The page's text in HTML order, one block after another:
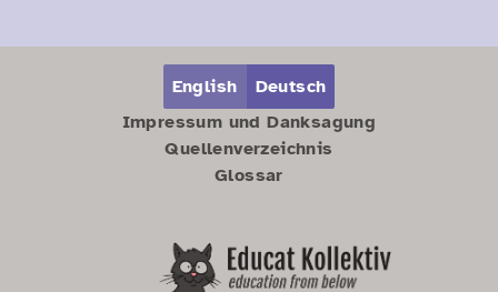
Zum Hauptbereich springen
Zum Hauptmenü springen
Impressum und Danksagung
Quellenverzeichnis
Glossar
English Deutsch